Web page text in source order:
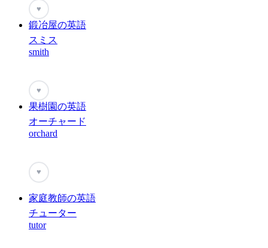
♥
鍛冶屋の英語
スミス
smith
♥
果樹園の英語
オーチャード
orchard
♥
家庭教師の英語
チューター
tutor